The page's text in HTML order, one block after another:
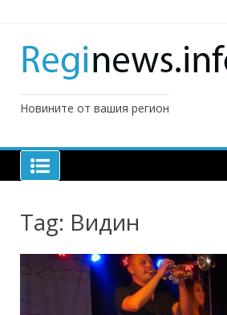
Новините от вашия регион
Tag: Видин